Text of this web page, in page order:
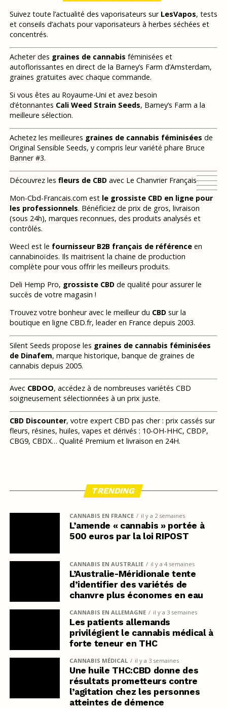
Suivez toute l’actualité des vaporisateurs sur LesVapos, tests
et conseils d’achats pour vaporisateurs à herbes séchées et
concentrés.
Acheter des graines de cannabis féminisées et
autoflorissantes en direct de la Barney’s Farm d’Amsterdam,
graines gratuites avec chaque commande.
Si vous êtes au Royaume-Uni et avez besoin
d’étonnantes Cali Weed Strain Seeds, Barney’s Farm a la
meilleure sélection.
Achetez les meilleures graines de cannabis féminisées de
Original Sensible Seeds, y compris leur variété phare Bruce
Banner #3.
Découvrez les fleurs de CBDavec Le Chanvrier Français
Mon-Cbd-Francais.com est le grossiste CBD en ligne pour
les professionnels. Bénéficiez de prix de gros, livraison
(sous 24h), marques reconnues, des produits analysés et
contrôlés.
Weecl est le fournisseur B2B français de référenceen
cannabinoïdes. Ils maitrisent la chaine de production
complète pour vous offrir les meilleurs produits.
Deli Hemp Pro, grossiste CBDde qualité pour assurer le
succès de votre magasin !
Trouvez votre bonheur avec le meilleur du CBDsur la
boutique en ligne CBD.fr, leader en France depuis 2003.
Silent Seeds propose les graines de cannabis féminisées
de Dinafem, marque historique, banque de graines de
cannabis depuis 2005.
Avec CBDOO, accédez à de nombreuses variétés CBD
soigneusement sélectionnées à un prix juste.
CBD Discounter, votre expert CBD pas cher : prix cassés sur
fleurs, résines, huiles, vapes et dérivés : 10-OH-HHC, CBDP,
CBG9, CBDX… Qualité Premium et livraison en 24H.
TRENDING
CANNABIS EN FRANCE il y a 2 semaines
L’amende « cannabis » portée à
500 euros par la loi RIPOST
CANNABIS EN AUSTRALIE il y a 4 semaines
L’Australie-Méridionale tente
d’identifier des variétés de
chanvre plus économes en eau
CANNABIS EN ALLEMAGNE il y a 3 semaines
Les patients allemands
privilégient le cannabis médical à
forte teneur en THC
CANNABIS MÉDICAL il y a 3 semaines
Une huile THC:CBD donne des
résultats prometteurs contre
l’agitation chez les personnes
atteintes de démence